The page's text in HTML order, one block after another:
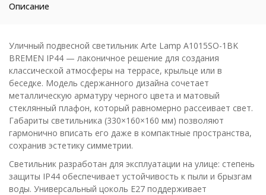
Описание
Уличный подвесной светильник Arte Lamp A1015SO-1BK
BREMEN IP44 — лаконичное решение для создания
классической атмосферы на террасе, крыльце или в
беседке. Модель сдержанного дизайна сочетает
металлическую арматуру черного цвета и матовый
стеклянный плафон, который равномерно рассеивает свет.
Габариты светильника (330×160×160 мм) позволяют
гармонично вписать его даже в компактные пространства,
сохранив эстетику симметрии.
Светильник разработан для эксплуатации на улице: степень
защиты IP44 обеспечивает устойчивость к пыли и брызгам
воды. Универсальный цоколь E27 поддерживает